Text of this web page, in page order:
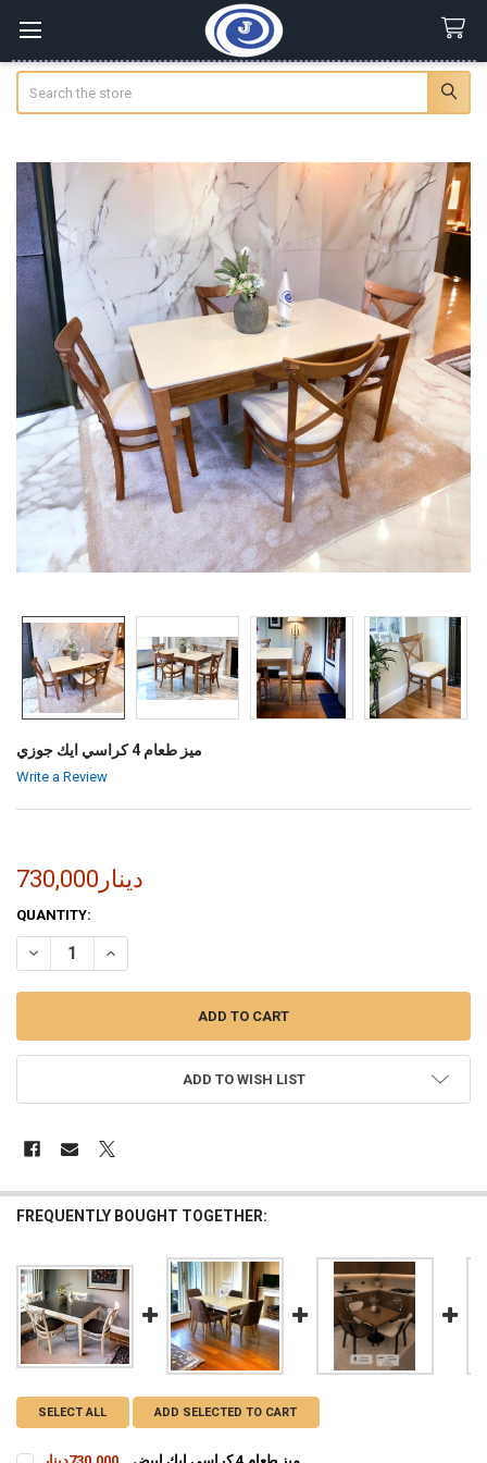
ميز طعام 4 كراسي ايك جوزي
Write a Review
730,000دينار
CURRENT
STOCK:
QUANTITY:
ADD TO WISH LIST
FREQUENTLY BOUGHT TOGETHER:
SELECT ALL ADD SELECTED TO CART